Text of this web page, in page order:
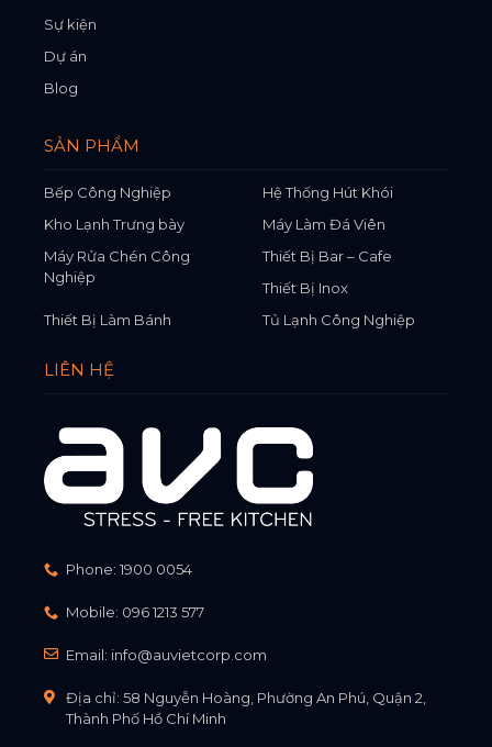
Sự kiện
Dự án
Blog
SẢN PHẨM
Bếp Công Nghiệp
Hệ Thống Hút Khói
Kho Lạnh Trưng bày
Máy Làm Đá Viên
Máy Rửa Chén Công
Nghiệp
Thiết Bị Bar – Cafe
Thiết Bị Inox
Thiết Bị Làm Bánh
Tủ Lạnh Công Nghiệp
LIÊN HỆ
Phone: 1900 0054
Mobile: 096 1213 577
Email: info@auvietcorp.com
Địa chỉ: 58 Nguyễn Hoàng, Phường An Phú, Quận 2,
Thành Phố Hồ Chí Minh